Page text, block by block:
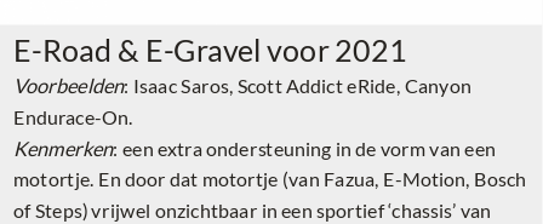
E-Road & E-Gravel voor 2021
Voorbeelden: Isaac Saros, Scott Addict eRide, Canyon
Endurace-On.
Kenmerken: een extra ondersteuning in de vorm van een
motortje. En door dat motortje (van Fazua, E-Motion, Bosch
of Steps) vrijwel onzichtbaar in een sportief ‘chassis’ van